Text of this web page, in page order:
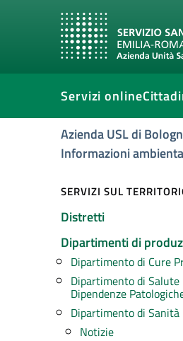
Servizi online
Azienda USL di
Informazioni
SERVIZI SUL
Distretti
Dipartimenti di
Dipartimento di Cure
Dipartimento di
Dipendenze
Dipartimento di Sanità
Notizie